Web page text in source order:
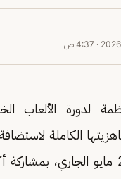
· 4:37 ص
لدورة الألعاب
جاهزيتها الكاملة